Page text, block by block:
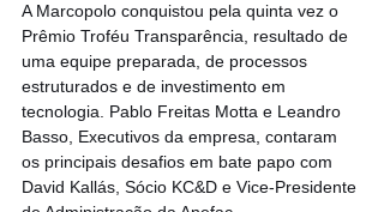
A Marcopolo conquistou pela quinta vez o
Prêmio Troféu Transparência, resultado de
uma equipe preparada, de processos
estruturados e de investimento em
tecnologia. Pablo Freitas Motta e Leandro
Basso, Executivos da empresa, contaram
os principais desafios em bate papo com
David Kallás, Sócio KC&D e Vice-Presidente